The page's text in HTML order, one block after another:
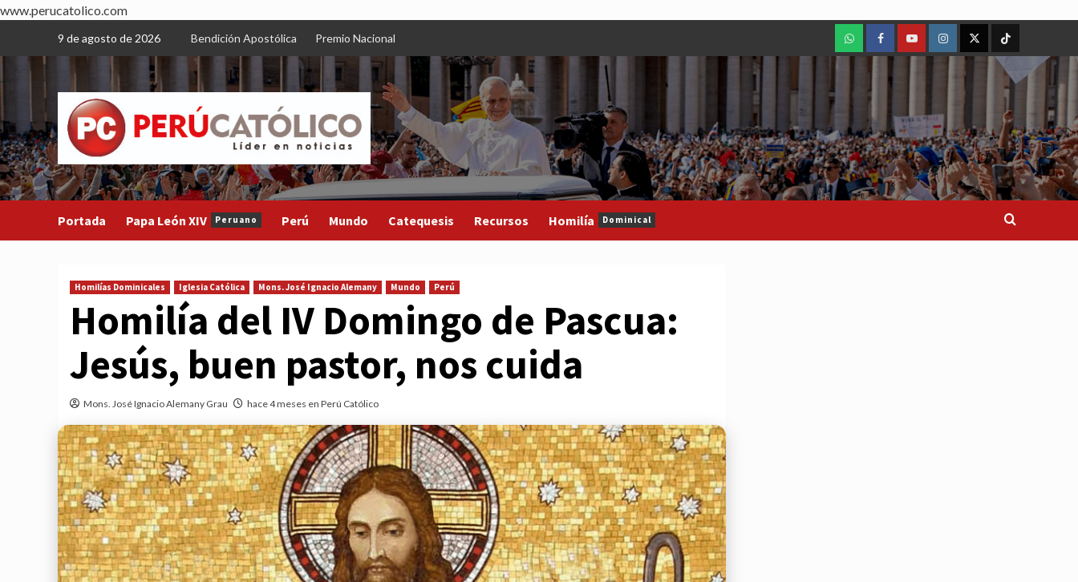
www.perucatolico.com
content
9 de agosto de 2026 Bendición Apostólica Premio Nacional
WhatsAppFacebookYoutubeInstagram
X TikTok
Portada Papa León XIV Peruano Perú Mundo Catequesis Recursos Homilía Dominical
Homilías Dominicales Iglesia Católica Mons. José Ignacio Alemany Mundo Perú
Homilía del IV Domingo de Pascua:
Jesús, buen pastor, nos cuida
Mons. José Ignacio Alemany Grau hace 4 meses en Perú Católico